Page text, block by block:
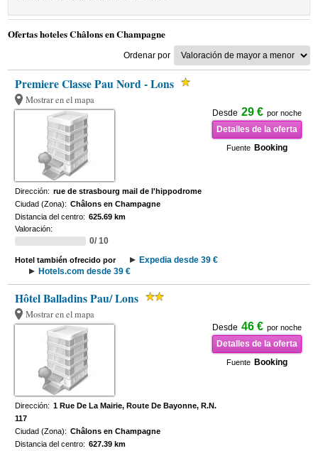
Ofertas hoteles Châlons en Champagne
Ordenar por
Premiere Classe Pau Nord - Lons
Mostrar en el mapa
Desde 29 € por noche
Detalles de la oferta
Fuente Booking
Dirección: rue de strasbourg mail de l'hippodrome
Ciudad (Zona): Châlons en Champagne
Distancia del centro: 625.69 km
Valoración:
0/ 10
Hotel también ofrecido por
Expedia desde 39 €
Hotels.com desde 39 €
Hôtel Balladins Pau/ Lons
Mostrar en el mapa
Desde 46 € por noche
Detalles de la oferta
Fuente Booking
Dirección: 1 Rue De La Mairie, Route De Bayonne, R.N.
117
Ciudad (Zona): Châlons en Champagne
Distancia del centro: 627.39 km